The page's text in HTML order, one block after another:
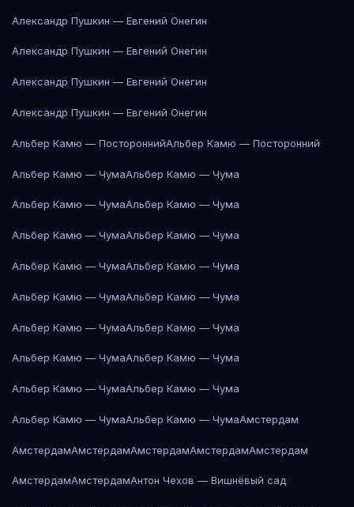
Александр Пушкин — Евгений Онегин
Александр Пушкин — Евгений Онегин
Александр Пушкин — Евгений Онегин
Александр Пушкин — Евгений Онегин
Альбер Камю — ПостороннийАльбер Камю — Посторонний
Альбер Камю — ЧумаАльбер Камю — Чума
Альбер Камю — ЧумаАльбер Камю — Чума
Альбер Камю — ЧумаАльбер Камю — Чума
Альбер Камю — ЧумаАльбер Камю — Чума
Альбер Камю — ЧумаАльбер Камю — Чума
Альбер Камю — ЧумаАльбер Камю — Чума
Альбер Камю — ЧумаАльбер Камю — Чума
Альбер Камю — ЧумаАльбер Камю — Чума
Альбер Камю — ЧумаАльбер Камю — ЧумаАмстердам
АмстердамАмстердамАмстердамАмстердамАмстердам
АмстердамАмстердамАнтон Чехов — Вишнёвый сад